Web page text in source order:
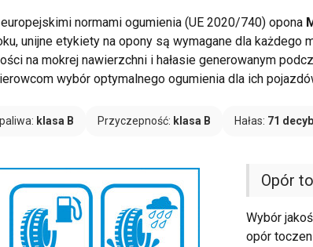
normami ogumienia (UE 2020/740) opona
unijne etykiety na opony są wymagane dla
na mokrej nawierzchni i hałasie generowanym
wybór optymalnego ogumienia dla ich
klasa B Przyczepność: klasa B Hałas: 71
Opór
Wybór
opór